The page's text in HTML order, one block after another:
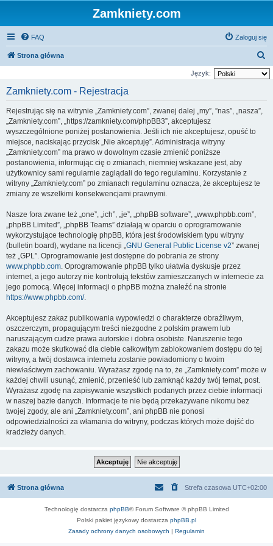
Zamkniety.com
FAQ Zaloguj się
Strona główna
z
Język:
Zamkniety.com - Rejestracja
Rejestrując się na witrynie „Zamkniety.com”, zwanej dalej „my”, ”nas”, „nasza”,
„Zamkniety.com”, „https://zamkniety.com/phpBB3”, akceptujesz
wyszczególnione poniżej postanowienia. Jeśli ich nie akceptujesz, opuść to
miejsce, naciskając przycisk „Nie akceptuję”. Administracja witryny
„Zamkniety.com” ma prawo w dowolnym czasie zmienić poniższe
postanowienia, informując cię o zmianach, niemniej wskazane jest, aby
użytkownicy sami regularnie zaglądali do tego regulaminu. Korzystanie z
witryny „Zamkniety.com” po zmianach regulaminu oznacza, że akceptujesz te
zmiany ze wszelkimi konsekwencjami prawnymi.
Nasze fora zwane też „one”, „ich”, „je”, „phpBB software”, „www.phpbb.com”,
„phpBB Limited”, „phpBB Teams” działają w oparciu o oprogramowanie
wykorzystujące technologię phpBB, która jest środowiskiem typu witryny
(bulletin board), wydane na licencji „GNU General Public License v2” zwanej
też „GPL”. Oprogramowanie jest dostępne do pobrania ze strony
www.phpbb.com. Oprogramowanie phpBB tylko ułatwia dyskusje przez
internet, a jego autorzy nie kontrolują tekstów zamieszczanych w internecie za
jego pomocą. Więcej informacji o phpBB można znaleźć na stronie
https://www.phpbb.com/.
Akceptujesz zakaz publikowania wypowiedzi o charakterze obraźliwym,
oszczerczym, propagującym treści niezgodne z polskim prawem lub
naruszającym cudze prawa autorskie i dobra osobiste. Naruszenie tego
zakazu może skutkować dla ciebie całkowitym zablokowaniem dostępu do tej
witryny, a twój dostawca internetu zostanie powiadomiony o twoim
niewłaściwym zachowaniu. Wyrażasz zgodę na to, że „Zamkniety.com” może w
każdej chwili usunąć, zmienić, przenieść lub zamknąć każdy twój temat, post.
Wyrażasz zgodę na zapisywanie wszystkich podanych przez ciebie informacji
w naszej bazie danych. Informacje te nie będą przekazywane nikomu bez
twojej zgody, ale ani „Zamkniety.com”, ani phpBB nie ponosi
odpowiedzialności za włamania do witryny, podczas których może dojść do
kradzieży danych.
Strona główna Strefa czasowa UTC+02:00
Technologię dostarcza phpBB® Forum Software © phpBB Limited
Polski pakiet językowy dostarcza phpBB.pl
Zasady ochrony danych osobowych | Regulamin